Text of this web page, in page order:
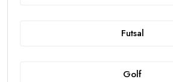
Futsal
Golf